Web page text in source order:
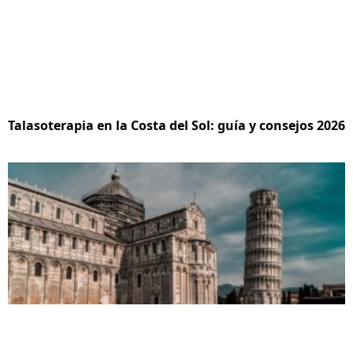
Talasoterapia en la Costa del Sol: guía y consejos 2026